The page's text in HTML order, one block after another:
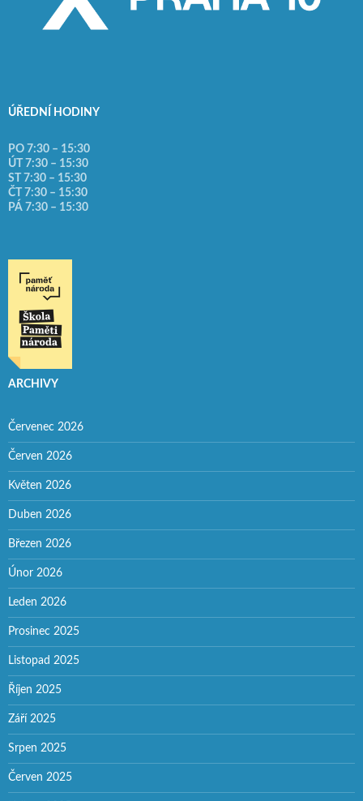
ÚŘEDNÍ HODINY
PO 7:30 – 15:30
ÚT 7:30 – 15:30
ST 7:30 – 15:30
ČT 7:30 – 15:30
PÁ 7:30 – 15:30
ARCHIVY
Červenec 2026
Červen 2026
Květen 2026
Duben 2026
Březen 2026
Únor 2026
Leden 2026
Prosinec 2025
Listopad 2025
Říjen 2025
Září 2025
Srpen 2025
Červen 2025